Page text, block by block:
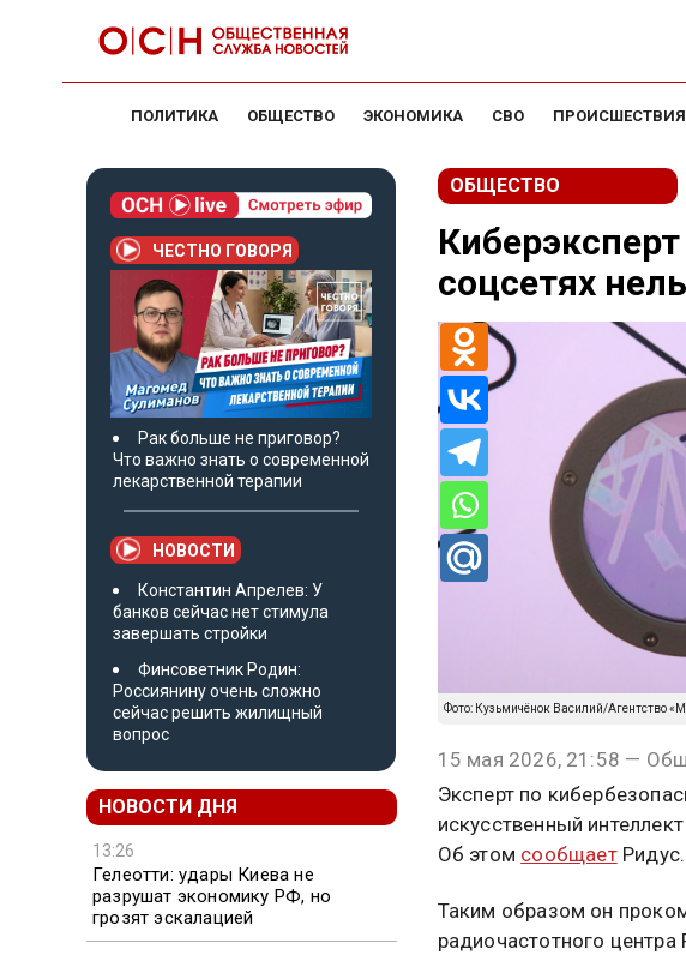
ПОЛИТИКА ОБЩЕСТВО ЭКОНОМИКА СВО ПРОИСШЕСТВИЯ
ЧЕСТНО ГОВОРЯ
Рак больше не приговор?
Что важно знать о современной
лекарственной терапии
НОВОСТИ
Константин Апрелев: У
банков сейчас нет стимула
завершать стройки
Финсоветник Родин:
Россиянину очень сложно
сейчас решить жилищный
вопрос
НОВОСТИ ДНЯ
13:26
Гелеотти: удары Киева не
разрушат экономику РФ, но
грозят эскалацией
ОБЩЕСТВО
соцсетях
Фото: Кузьмичёнок Василий/Агентство
15 мая 2026, 21:58 —
Эксперт по
искусственный
Об этом сообщаетРидус.
Таким образом он
радиочастотного